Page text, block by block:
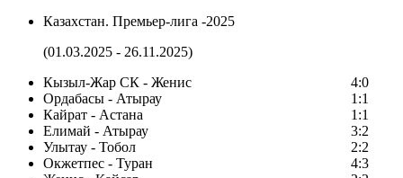
Казахстан. Премьер-лига -2025
(01.03.2025 - 26.11.2025)
Кызыл-Жар СК - Женис
4:0
Ордабасы - Атырау
1:1
Кайрат - Астана
1:1
Елимай - Атырау
3:2
Улытау - Тобол
2:2
Окжетпес - Туран
4:3